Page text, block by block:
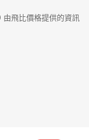
由飛比價格提供的資訊